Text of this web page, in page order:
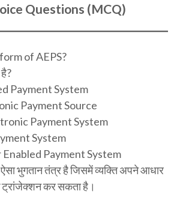
Questions (MCQ)
of AEPS?
Payment System
Payment Source
Payment System
System
Enabled Payment System
भुगतान तंत्र है जिसमें व्यक्ति अपने आधार
कर सकता है।